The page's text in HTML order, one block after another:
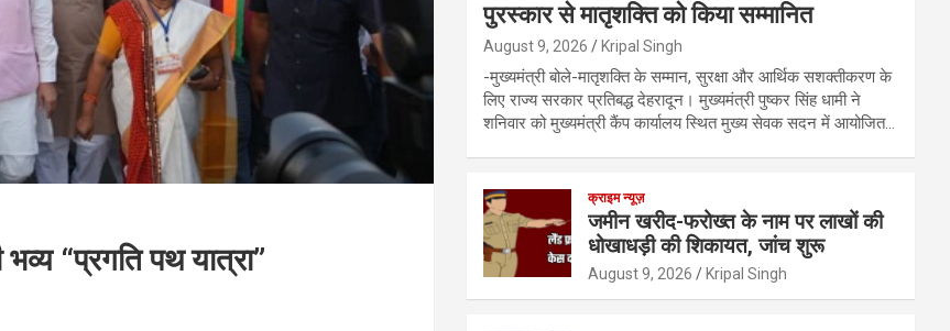
“प्रगति पथ यात्रा”
पुरस्कार से मातृशक्ति को किया सम्मानित
August 9, 2026 Kripal Singh
-मुख्यमंत्री बोले-मातृशक्ति के सम्मान, सुरक्षा और आर्थिक सशक्तीकरण के
लिए राज्य सरकार प्रतिबद्ध देहरादून। मुख्यमंत्री पुष्कर सिंह धामी ने
शनिवार को मुख्यमंत्री कैंप कार्यालय स्थित मुख्य सेवक सदन में आयोजित…
क्राइम न्यूज़
जमीन खरीद-फरोख्त के नाम पर लाखों की
धोखाधड़ी की शिकायत, जांच शुरू
August 9, 2026 Kripal Singh